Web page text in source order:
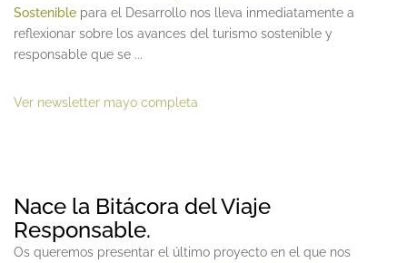
Sostenible para el Desarrollo ‎nos lleva inmediatamente a
reflexionar sobre los avances del turismo sostenible y
responsable que se ...
Ver newsletter mayo completa
Nace la Bitácora del Viaje
Responsable.
Os queremos presentar el último proyecto en el que nos